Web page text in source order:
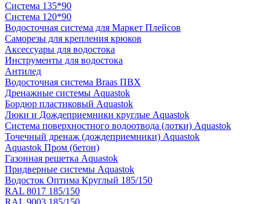
Система 135*90
Система 120*90
Водосточная система для Маркет Плейсов
Саморезы для крепления крюков
Аксессуары для водостока
Инструменты для водостока
Антилед
Водосточная система Braas ПВХ
Дренажные системы Aquastok
Бордюр пластиковый Aquastok
Люки и Дождеприемники круглые Aquastok
Система поверхностного водоотвода (лотки) Aquastok
Точечный дренаж (дождеприемники) Aquastok
Aquastok Пром (бетон)
Газонная решетка Aquastok
Придверные системы Aquastok
Водосток Оптима Круглый 185/150
RAL 8017 185/150
RAL 9003 185/150